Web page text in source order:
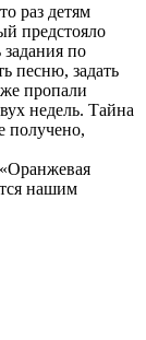
раз детям
предстояло
по
песню, задать
пропали
недель. Тайна
получено,
нашим